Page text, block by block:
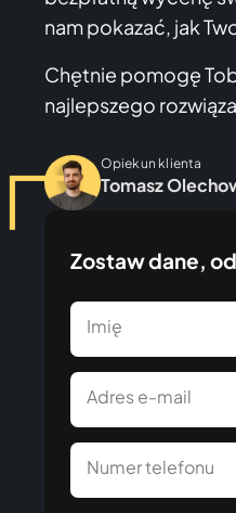
nam pokazać, jak
Chętnie pomogę
najlepszego
Opiekun klienta
Tomasz
Zostaw dane,
Imię
Adres e-mail
Numer telefonu